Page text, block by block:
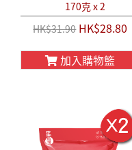
170克 x 2
HK$31.90HK$28.80
加入購物籃